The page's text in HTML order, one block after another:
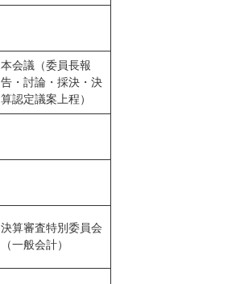
本会議（委員長報
告・討論・採決・決
算認定議案上程）
決算審査特別委員会
（一般会計）